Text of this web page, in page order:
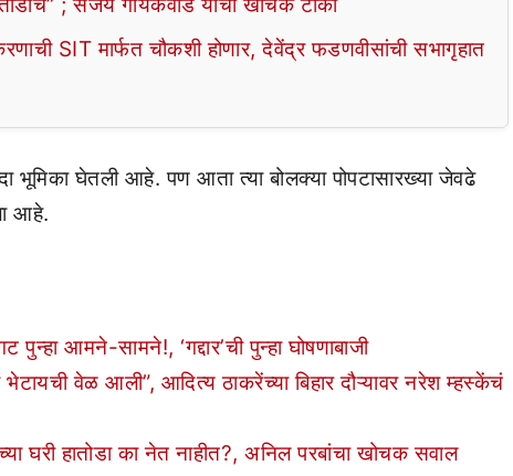
SIT मार्फत चौकशी होणार, देवेंद्र फडणवीसांची सभागृहात
भूमिका घेतली आहे. पण आता त्या बोलक्या पोपटासारख्या जेवढे
आहे.
आमने-सामने!, ‘गद्दार’ची पुन्हा घोषणाबाजी
वेळ आली”, आदित्य ठाकरेंच्या बिहार दौऱ्यावर नरेश म्हस्केंचं
घरी हातोडा का नेत नाहीत?, अनिल परबांचा खोचक सवाल